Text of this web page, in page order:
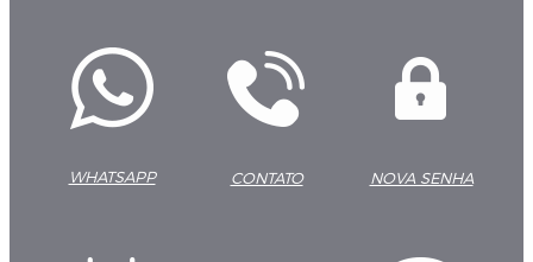
WHATSAPP CONTATO NOVA SENHA